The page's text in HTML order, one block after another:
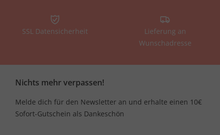
SSL Datensicherheit
Lieferung an
Wunschadresse
Nichts mehr verpassen!
Melde dich für den Newsletter an und erhalte einen 10€
Sofort-Gutschein als Dankeschön